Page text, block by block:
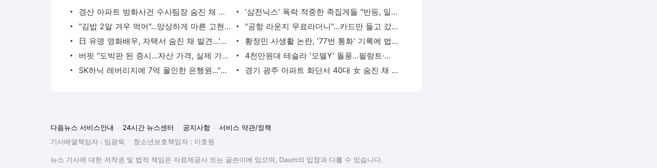
경산 아파트 방화사건 수사팀장 숨진 채 발견…사망 경위 조사
'삼전닉스' 폭락 적중한 족집게들 "반등, 일회성 아니다"면서... AI 과잉투자엔 '우려'
"김밥 2알 겨우 먹어"...앙상하게 마른 고현정, 다이어트 아닌 '음식 공포증' 고백 [헬스톡]
"공항 라운지 무료라더니"…카드만 들고 갔다간 '헛걸음'
日 유명 영화배우, 자택서 숨진 채 발견…'마약투약 혐의'
황정민 사생활 논란, '77번 통화' 기록에 법조계 주목
버핏 "도박판 된 증시…자산 가격, 실제 가치보다 비싸"
4천만원대 테슬라 '모델Y' 돌풍…필랑트·액티언 판매 '직격탄'
SK하닉 레버리지에 7억 올인한 은행원..."한 달 만에 5억 증발" 멘붕
경기 광주 아파트 화단서 40대 女 숨진 채 발견…시신 옆엔 '이불'
다음뉴스 서비스안내 24시간 뉴스센터 공지사항
서비스 약관/정책
기사배열책임자 : 임광욱
청소년보호책임자 : 이호원
뉴스 기사에 대한 저작권 및 법적 책임은 자료제공사 또는 글쓴이에 있으며, Daum의 입장과 다를 수 있습니다.